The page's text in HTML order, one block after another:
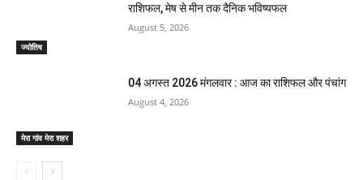
ज्योतिष
राशिफल, मेष से मीन तक दैनिक भविष्यफल
August 5, 2026
मेरा गांव मेरा शहर
04 अगस्त 2026 मंगलवार : आज का राशिफल और पंचांग
August 4, 2026